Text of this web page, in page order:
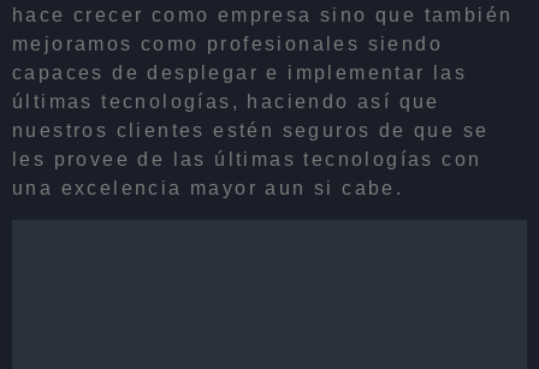
hace crecer como empresa sino que también
mejoramos como profesionales siendo
capaces de desplegar e implementar las
últimas tecnologías, haciendo así que
nuestros clientes estén seguros de que se
les provee de las últimas tecnologías con
una excelencia mayor aun si cabe.